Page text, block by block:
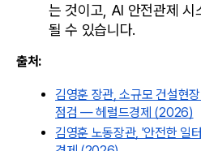
는 것이고, AI 안전관제 시
될 수 있습니다.
출처:
김영훈 장관, 소규모 건설현
점검 — 헤럴드경제 (2026)
김영훈 노동장관, '안전한 일